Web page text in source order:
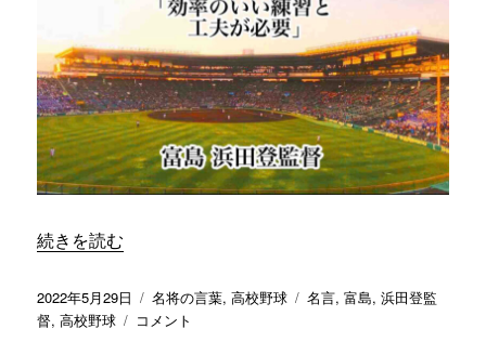
や
る
選
手
は
活
躍
で
き
専
大
“「効率のいい練習と工夫が必要」／ 富島 浜田登監督” の
続きを読む
投
稿
2022年5月29日
カ
テ
名将の言葉,高校野球
タ
名言,富島,浜田登監
督,高校野球
「効
コメント